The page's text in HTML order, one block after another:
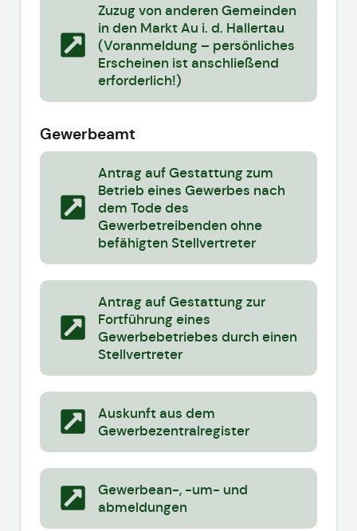
Zuzug von anderen Gemeinden
in den Markt Au i. d. Hallertau
(Voranmeldung – persönliches
Erscheinen ist anschließend
erforderlich!)
Gewerbeamt
Antrag auf Gestattung zum
Betrieb eines Gewerbes nach
dem Tode des
Gewerbetreibenden ohne
befähigten Stellvertreter
Antrag auf Gestattung zur
Fortführung eines
Gewerbebetriebes durch einen
Stellvertreter
Auskunft aus dem
Gewerbezentralregister
Gewerbean-, -um- und
abmeldungen